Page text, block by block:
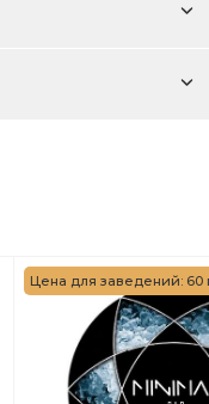
Цена для заведений: 60